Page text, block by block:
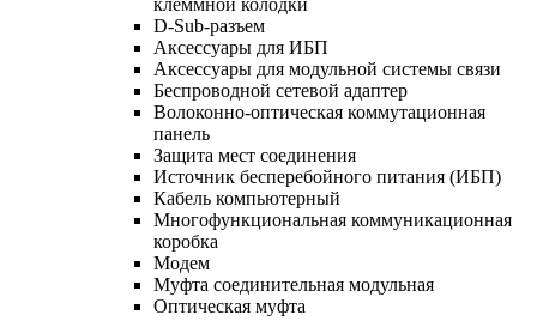
D-Sub-разъем
Аксессуары для ИБП
Аксессуары для модульной системы связи
Беспроводной сетевой адаптер
Волоконно-оптическая коммутационная
панель
Защита мест соединения
Источник бесперебойного питания (ИБП)
Кабель компьютерный
Многофункциональная коммуникационная
коробка
Модем
Муфта соединительная модульная
Оптическая муфта